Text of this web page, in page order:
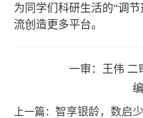
为同学们科研生活的“调
流创造更多平台。
一审：王伟 二
上一篇： 智享银龄，数启